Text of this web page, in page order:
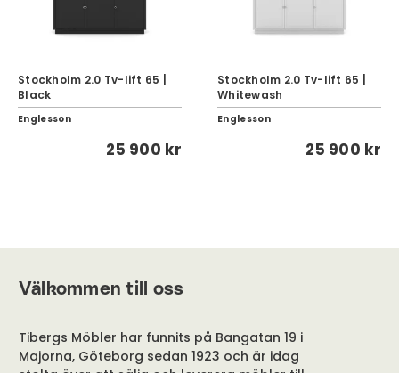
Stockholm 2.0 Tv-lift 65 |
Black
Englesson
25 900 kr
Stockholm 2.0 Tv-lift 65 |
Whitewash
Englesson
25 900 kr
Välkommen till oss
Tibergs Möbler har funnits på Bangatan 19 i
Majorna, Göteborg sedan 1923 och är idag